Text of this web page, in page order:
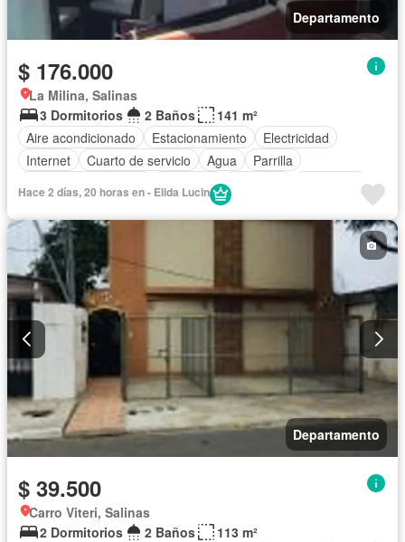
Departamento
$ 176.000
La Milina, Salinas
3 Dormitorios
2 Baños
141 m²
Aire acondicionado
Estacionamiento
Electricidad
Internet
Cuarto de servicio Agua
Parrilla
Gimnasio
Hace 2 días, 20 horas en - Elida Lucin
Departamento
$ 39.500
Carro Viteri, Salinas
2 Dormitorios
2 Baños
113 m²